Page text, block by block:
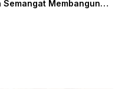
Semangat Membangun